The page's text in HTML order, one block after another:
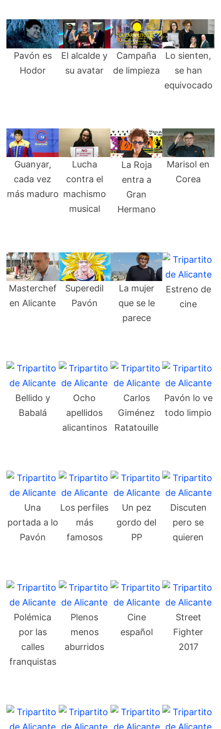
Pavón es
Hodor
El alcalde y
su avatar
Campaña
de limpieza
Lo sienten,
se han
equivocado
Guanyar,
cada vez
más maduro
Lucha
contra el
machismo
musical
La Roja
entra a
Gran
Hermano
Marisol en
Corea
Masterchef
en Alicante
Superedil
Pavón
La mujer
que se le
parece
Estreno de
cine
Bellido y
Babalá
Ocho
apellidos
alicantinos
Carlos
Giménez
Ratatouille
Pavón lo ve
todo limpio
Una
portada a lo
Pavón
Los perfiles
más
famosos
Un pez
gordo del
PP
Discuten
pero se
quieren
Polémica
por las
calles
franquistas
Plenos
menos
aburridos
Cine
español
Street
Fighter
2017